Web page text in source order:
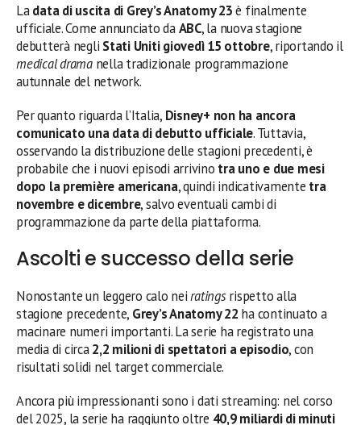
Ladata di uscita di Grey’s Anatomy 23è finalmente
ufficiale. Come annunciato daABC, la nuova stagione
debutterà negli Stati Uniti giovedì 15 ottobre, riportando il
medical dramanella tradizionale programmazione
autunnale del network.
Per quanto riguarda l’Italia, Disney+ non ha ancora
comunicato una data di debutto ufficiale. Tuttavia,
osservando la distribuzione delle stagioni precedenti, è
probabile che i nuovi episodi arrivino tra uno e due mesi
dopo la première americana, quindi indicativamente tra
novembre e dicembre, salvo eventuali cambi di
programmazione da parte della piattaforma.
Ascolti e successo della serie
Nonostante un leggero calo neiratingsrispetto alla
stagione precedente, Grey’s Anatomy 22 ha continuato a
macinare numeri importanti. La serie ha registrato una
media di circa2,2 milioni di spettatori a episodio, con
risultati solidi nel target commerciale.
Ancora più impressionanti sono i dati streaming: nel corso
del 2025, la serie ha raggiunto oltre 40,9 miliardi di minuti